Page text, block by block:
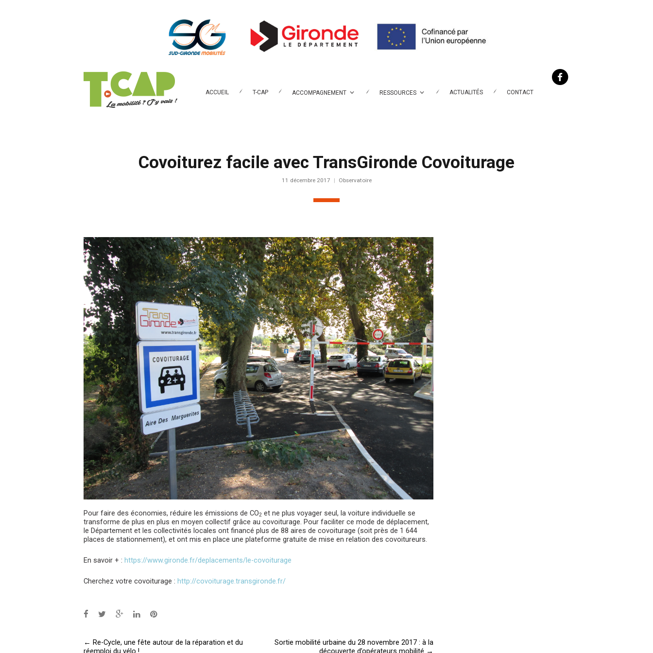
ACCUEIL T-CAP ACCOMPAGNEMENT RESSOURCES ACTUALITÉS CONTACT
Covoiturez facile avec TransGironde Covoiturage
11 décembre 2017 Observatoire
Pour faire des économies, réduire les émissions de CO2 et ne plus voyager seul, la voiture individuelle se
transforme de plus en plus en moyen collectif grâce au covoiturage. Pour faciliter ce mode de déplacement,
le Département et les collectivités locales ont financé plus de 88 aires de covoiturage (soit près de 1 644
places de stationnement), et ont mis en place une plateforme gratuite de mise en relation des covoitureurs.
En savoir + : https://www.gironde.fr/deplacements/le-covoiturage
Cherchez votre covoiturage : http://covoiturage.transgironde.fr/
Post
← Re-Cycle, une fête autour de la réparation et du
réemploi du vélo !
Sortie mobilité urbaine du 28 novembre 2017 : à la
découverte d’opérateurs mobilité →